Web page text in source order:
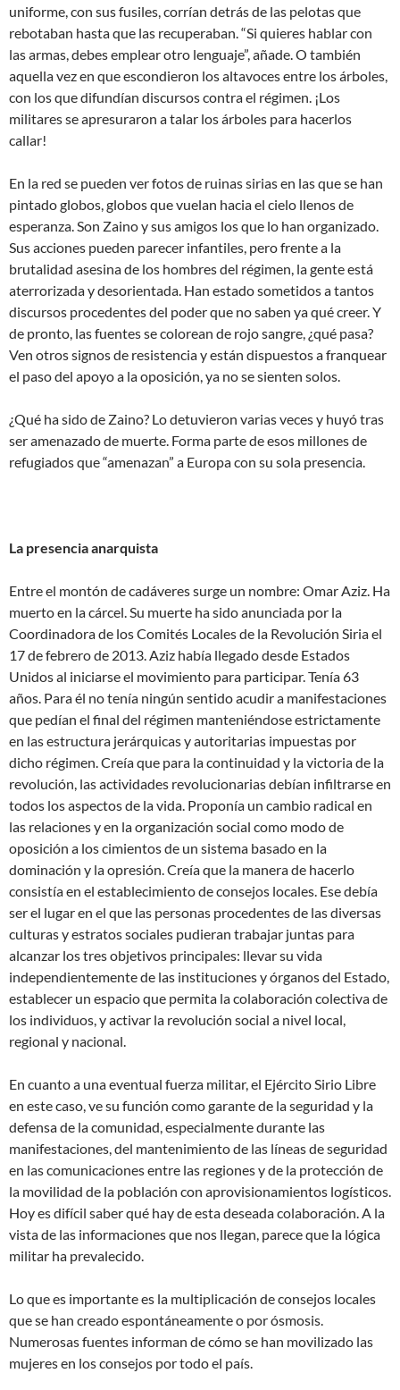
uniforme, con sus fusiles, corrían detrás de las pelotas que
rebotaban hasta que las recuperaban. “Si quieres hablar con
las armas, debes emplear otro lenguaje”, añade. O también
aquella vez en que escondieron los altavoces entre los árboles,
con los que difundían discursos contra el régimen. ¡Los
militares se apresuraron a talar los árboles para hacerlos
callar!
En la red se pueden ver fotos de ruinas sirias en las que se han
pintado globos, globos que vuelan hacia el cielo llenos de
esperanza. Son Zaino y sus amigos los que lo han organizado.
Sus acciones pueden parecer infantiles, pero frente a la
brutalidad asesina de los hombres del régimen, la gente está
aterrorizada y desorientada. Han estado sometidos a tantos
discursos procedentes del poder que no saben ya qué creer. Y
de pronto, las fuentes se colorean de rojo sangre, ¿qué pasa?
Ven otros signos de resistencia y están dispuestos a franquear
el paso del apoyo a la oposición, ya no se sienten solos.
¿Qué ha sido de Zaino? Lo detuvieron varias veces y huyó tras
ser amenazado de muerte. Forma parte de esos millones de
refugiados que “amenazan” a Europa con su sola presencia.
La presencia anarquista
Entre el montón de cadáveres surge un nombre: Omar Aziz. Ha
muerto en la cárcel. Su muerte ha sido anunciada por la
Coordinadora de los Comités Locales de la Revolución Siria el
17 de febrero de 2013. Aziz había llegado desde Estados
Unidos al iniciarse el movimiento para participar. Tenía 63
años. Para él no tenía ningún sentido acudir a manifestaciones
que pedían el final del régimen manteniéndose estrictamente
en las estructura jerárquicas y autoritarias impuestas por
dicho régimen. Creía que para la continuidad y la victoria de la
revolución, las actividades revolucionarias debían infiltrarse en
todos los aspectos de la vida. Proponía un cambio radical en
las relaciones y en la organización social como modo de
oposición a los cimientos de un sistema basado en la
dominación y la opresión. Creía que la manera de hacerlo
consistía en el establecimiento de consejos locales. Ese debía
ser el lugar en el que las personas procedentes de las diversas
culturas y estratos sociales pudieran trabajar juntas para
alcanzar los tres objetivos principales: llevar su vida
independientemente de las instituciones y órganos del Estado,
establecer un espacio que permita la colaboración colectiva de
los individuos, y activar la revolución social a nivel local,
regional y nacional.
En cuanto a una eventual fuerza militar, el Ejército Sirio Libre
en este caso, ve su función como garante de la seguridad y la
defensa de la comunidad, especialmente durante las
manifestaciones, del mantenimiento de las líneas de seguridad
en las comunicaciones entre las regiones y de la protección de
la movilidad de la población con aprovisionamientos logísticos.
Hoy es difícil saber qué hay de esta deseada colaboración. A la
vista de las informaciones que nos llegan, parece que la lógica
militar ha prevalecido.
Lo que es importante es la multiplicación de consejos locales
que se han creado espontáneamente o por ósmosis.
Numerosas fuentes informan de cómo se han movilizado las
mujeres en los consejos por todo el país.